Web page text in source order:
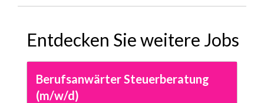
Entdecken Sie weitere Jobs
Berufsanwärter Steuerberatung
(m/w/d)